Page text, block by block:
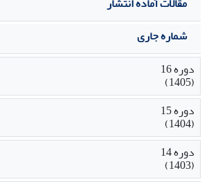
شماره جاری
دوره 16
(1405)
دوره 15
(1404)
دوره 14
(1403)